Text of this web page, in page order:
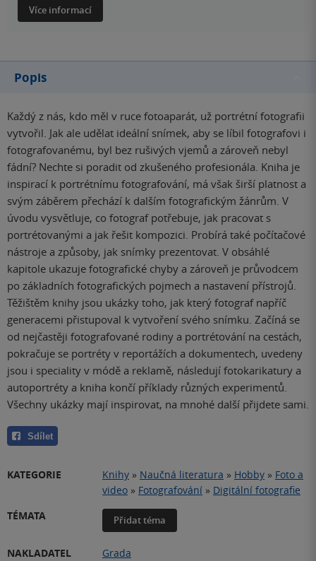
Více informací
Popis
Každý z nás, kdo měl v ruce fotoaparát, už portrétní fotografii
vytvořil. Jak ale udělat ideální snímek, aby se líbil fotografovi i
fotografovanému, byl bez rušivých vjemů a zároveň nebyl
fádní? Nechte si poradit od zkušeného profesionála. Kniha je
inspirací k portrétnímu fotografování, má však širší platnost a
svým záběrem přechází k dalším fotografickým žánrům. V
úvodu vysvětluje, co fotograf potřebuje, jak pracovat s
portrétovanými a jak řešit kompozici. Probírá také počítačové
nástroje a způsoby, jak snímky prezentovat. V obsáhlé
kapitole ukazuje fotografické chyby a zároveň je průvodcem
po základních fotografických pojmech a nastavení přístrojů.
Těžištěm knihy jsou ukázky toho, jak který fotograf napříč
generacemi přistupoval k vytvoření svého snímku. Začíná se
od nejčastěji fotografované rodiny a portrétování na cestách,
pokračuje se portréty v reportážích a dokumentech, uvedeny
jsou i speciality v módě a reklamě, následují fotokarikatury a
autoportréty a kniha končí příklady různých experimentů.
Všechny ukázky mají inspirovat, na mnohé další přijdete sami.
Sdílet
KATEGORIE Knihy » Naučná literatura » Hobby » Foto a
video » Fotografování » Digitální fotografie
TÉMATA
Přidat téma
NAKLADATEL
Grada